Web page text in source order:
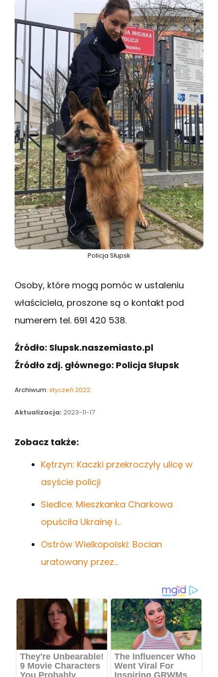
Policja Słupsk
Osoby, które mogą pomóc w ustaleniu
właściciela, proszone są o kontakt pod
numerem tel. 691 420 538.
Źródło: Slupsk.naszemiasto.pl
Źródło zdj. głównego: Policja Słupsk
Archiwum: styczeń 2022
Aktualizacja: 2023-11-17
Zobacz także:
Kętrzyn: Kaczki przekroczyły ulicę w
asyście policji
Siedlce. Mieszkanka Charkowa
opuściła Ukrainę i…
Ostrów Wielkopolski: Bocian
uratowany przez…